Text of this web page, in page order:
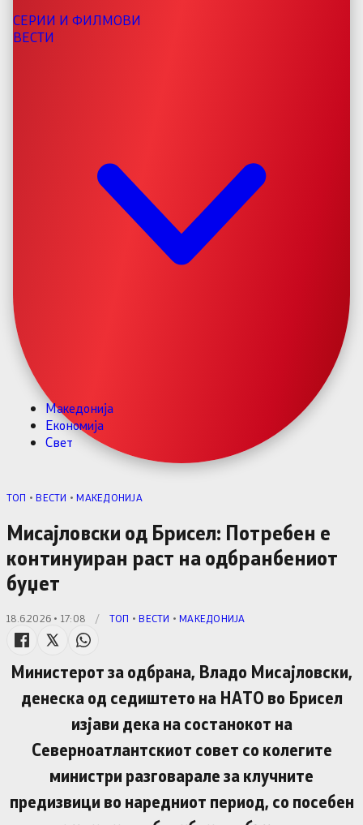
СЕРИИ И ФИЛМОВИ
ВЕСТИ
Македонија
Економија
Свет
TОП •ВЕСТИ •МАКЕДОНИЈА
Мисајловски од Брисел: Потребен е
континуиран раст на одбранбениот
буџет
18.6.2026 • 17:08 / TОП •ВЕСТИ •МАКЕДОНИЈА
Министерот за одбрана, Владо Мисајловски,
денеска од седиштето на НАТО во Брисел
изјави дека на состанокот на
Северноатлантскиот совет со колегите
министри разговарале за клучните
предизвици во наредниот период, со посебен